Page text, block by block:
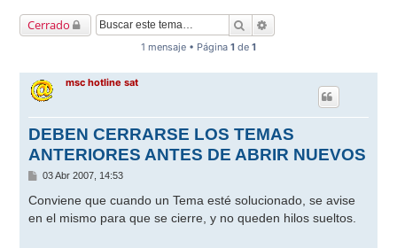
Cerrado Buscar
1 mensaje • Página 1 de 1
msc hotline sat
DEBEN CERRARSE LOS TEMAS
ANTERIORES ANTES DE ABRIR NUEVOS
M
n
a
03 Abr 2007, 14:53
Conviene que cuando un Tema esté solucionado, se avise
en el mismo para que se cierre, y no queden hilos sueltos.